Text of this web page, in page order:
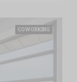
COWORKING